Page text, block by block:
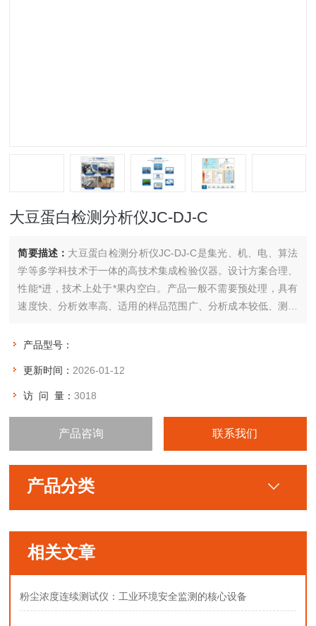
大豆蛋白检测分析仪JC-DJ-C
简要描述： 大豆蛋白检测分析仪JC-DJ-C是集光、机、电、算法
学等多学科技术于一体的高技术集成检验仪器。设计方案合理、
性能*进，技术上处于*果内空白。产品一般不需要预处理，具有
速度快、分析效率高、适用的样品范围广、分析成本较低、测试
人员的要求不苛刻等特点。
产品型号：
更新时间： 2026-01-12
访 问 量：3018
产品咨询 联系我们
产品分类
相关文章
粉尘浓度连续测试仪：工业环境安全监测的核心设备